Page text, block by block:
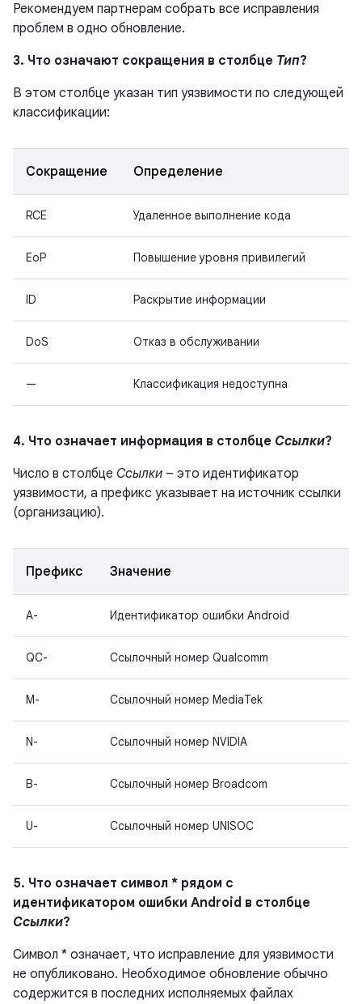
Рекомендуем партнерам собрать все исправления
проблем в одно обновление.
3. Что означают сокращения в столбце Тип?
В этом столбце указан тип уязвимости по следующей
классификации:
Сокращение Определение
RCE Удаленное выполнение кода
EoP Повышение уровня привилегий
ID Раскрытие информации
DoS Отказ в обслуживании
— Классификация недоступна
4. Что означает информация в столбце Ссылки?
Число в столбце Ссылки – это идентификатор
уязвимости, а префикс указывает на источник ссылки
(организацию).
Префикс Значение
A- Идентификатор ошибки Android
QC- Ссылочный номер Qualcomm
M- Ссылочный номер MediaTek
N- Ссылочный номер NVIDIA
B- Ссылочный номер Broadcom
U- Ссылочный номер UNISOC
5. Что означает символ * рядом с
идентификатором ошибки Android в столбце
Ссылки?
Символ * означает, что исправление для уязвимости
не опубликовано. Необходимое обновление обычно
содержится в последних исполняемых файлах